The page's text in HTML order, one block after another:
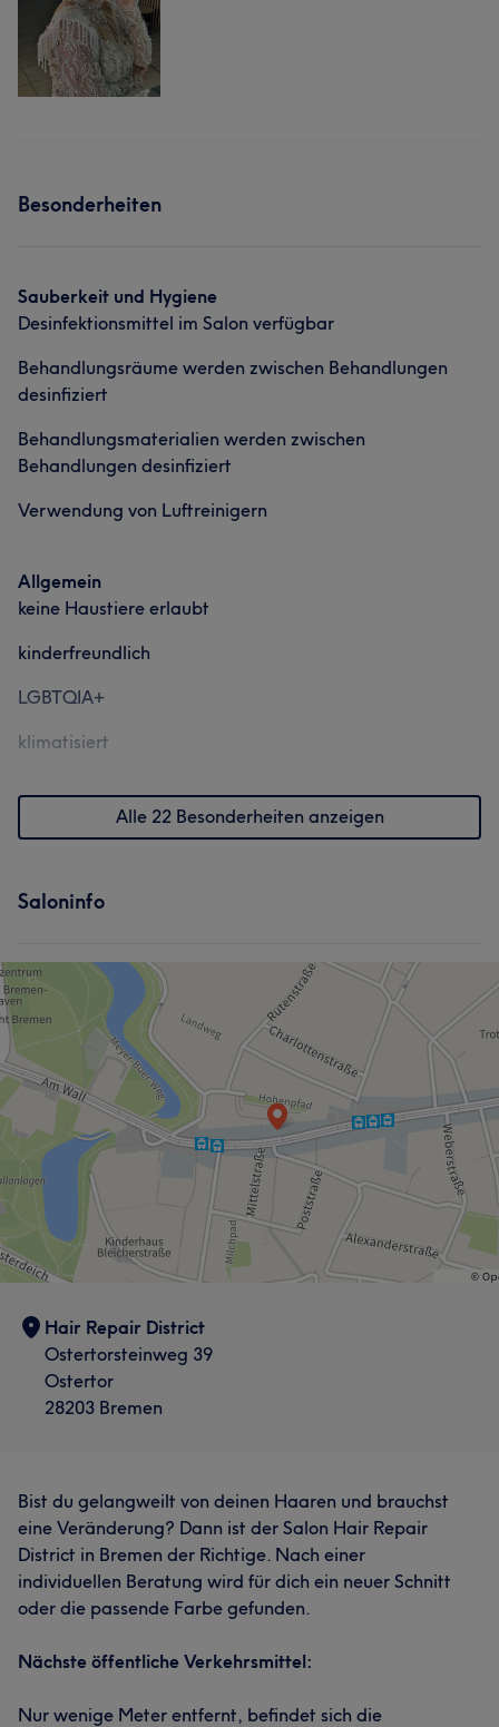
Besonderheiten
Sauberkeit und Hygiene
Desinfektionsmittel im Salon verfügbar
Behandlungsräume werden zwischen Behandlungen
desinfiziert
Behandlungsmaterialien werden zwischen
Behandlungen desinfiziert
Verwendung von Luftreinigern
Allgemein
keine Haustiere erlaubt
kinderfreundlich
LGBTQIA+
klimatisiert
Alle 22 Besonderheiten anzeigen
Saloninfo
Hair Repair District
Ostertorsteinweg 39
Ostertor
28203 Bremen
Bist du gelangweilt von deinen Haaren und brauchst
eine Veränderung? Dann ist der Salon Hair Repair
District in Bremen der Richtige. Nach einer
individuellen Beratung wird für dich ein neuer Schnitt
oder die passende Farbe gefunden.
Nächste öffentliche Verkehrsmittel:
Nur wenige Meter entfernt, befindet sich die